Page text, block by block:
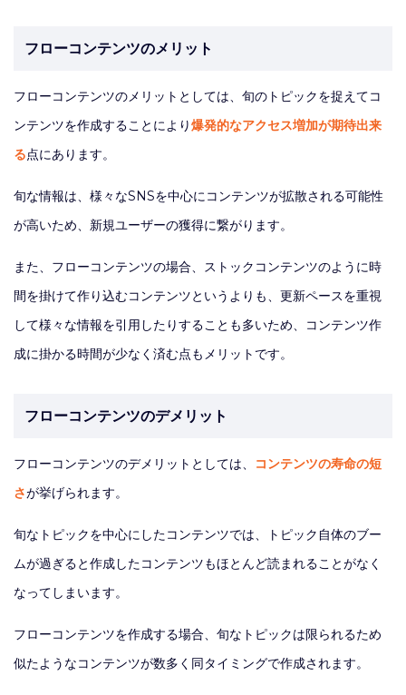
フローコンテンツのメリット
フローコンテンツのメリットとしては、旬のトピックを捉えてコ
ンテンツを作成することにより爆発的なアクセス増加が期待出来
る点にあります。
旬な情報は、様々なSNSを中心にコンテンツが拡散される可能性
が高いため、新規ユーザーの獲得に繋がります。
また、フローコンテンツの場合、ストックコンテンツのように時
間を掛けて作り込むコンテンツというよりも、更新ペースを重視
して様々な情報を引用したりすることも多いため、コンテンツ作
成に掛かる時間が少なく済む点もメリットです。
フローコンテンツのデメリット
フローコンテンツのデメリットとしては、
コンテンツの寿命の短
さが挙げられます。
旬なトピックを中心にしたコンテンツでは、トピック自体のブー
ムが過ぎると作成したコンテンツもほとんど読まれることがなく
なってしまいます。
フローコンテンツを作成する場合、旬なトピックは限られるため
似たようなコンテンツが数多く同タイミングで作成されます。